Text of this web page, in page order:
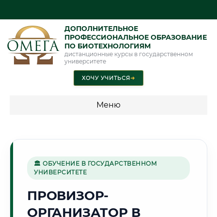
ДОПОЛНИТЕЛЬНОЕ
ПРОФЕССИОНАЛЬНОЕ ОБРАЗОВАНИЕ
ПО БИОТЕХНОЛОГИЯМ
дистанционные курсы в государственном
университете
ХОЧУ УЧИТЬСЯ➜
Меню
🏭
Г. ЕКАТЕРИНБУРГ
🏛 ОБУЧЕНИЕ В ГОСУДАРСТВЕННОМ
УНИВЕРСИТЕТЕ
ПРОВИЗОР-
ОРГАНИЗАТОР В